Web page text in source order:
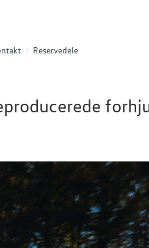
Reservedele